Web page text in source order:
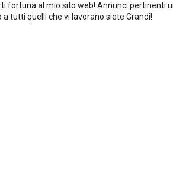
fortuna al mio sito web! Annunci pertinenti
tutti quelli che vi lavorano siete Grandi!